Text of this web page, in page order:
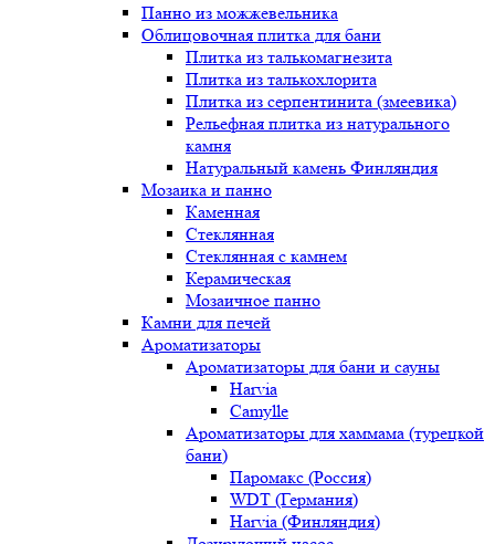
Панно из можжевельника
Облицовочная плитка для бани
Плитка из талькомагнезита
Плитка из талькохлорита
Плитка из серпентинита (змеевика)
Рельефная плитка из натурального
камня
Натуральный камень Финляндия
Мозаика и панно
Каменная
Стеклянная
Стеклянная с камнем
Керамическая
Мозаичное панно
Камни для печей
Ароматизаторы
Ароматизаторы для бани и сауны
Harvia
Camylle
Ароматизаторы для хаммама (турецкой
бани)
Паромакс (Россия)
WDT (Германия)
Harvia (Финляндия)